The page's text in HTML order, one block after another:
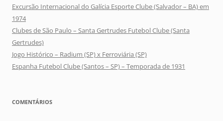
Excursão Internacional do Galícia Esporte Clube (Salvador – BA) em
1974
Clubes de São Paulo – Santa Gertrudes Futebol Clube (Santa
Gertrudes)
Jogo Histórico – Radium (SP) x Ferroviária (SP)
Espanha Futebol Clube (Santos – SP) – Temporada de 1931
COMENTÁRIOS